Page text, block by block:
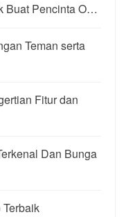
Buat Pencinta O…
Teman serta
Fitur dan
Dan Bunga